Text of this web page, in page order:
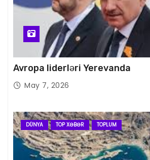
Avropa liderləri Yerevanda
May 7, 2026
DÜNYA TOP XƏBƏR TOPLUM